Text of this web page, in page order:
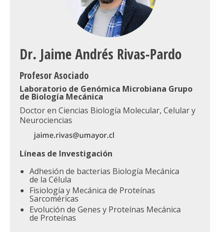
Dr. Jaime Andrés Rivas-Pardo
Profesor Asociado
Laboratorio de Genómica Microbiana Grupo
de Biología Mecánica
Doctor en Ciencias Biología Molecular, Celular y
Neurociencias
Líneas de Investigación
Adhesión de bacterias Biología Mecánica
de la Célula
Fisiología y Mecánica de Proteínas
Sarcoméricas
Evolución de Genes y Proteínas Mecánica
de Proteínas